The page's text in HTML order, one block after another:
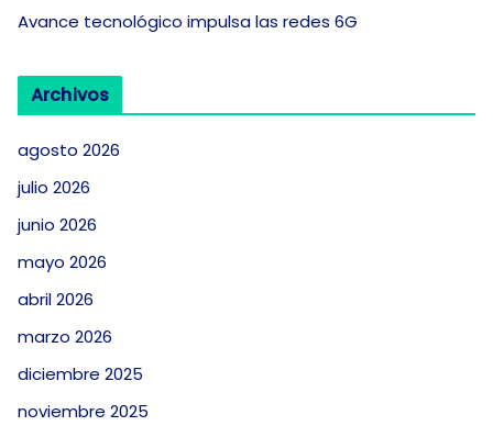
Avance tecnológico impulsa las redes 6G
Archivos
agosto 2026
julio 2026
junio 2026
mayo 2026
abril 2026
marzo 2026
diciembre 2025
noviembre 2025